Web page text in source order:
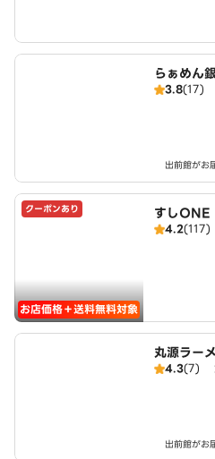
らぁめん
3.8(17)
出前館がお
クーポンあり
お店価格＋送料無料対象
すし
4.2(117)
丸源ラー
4.3(7)
出前館がお